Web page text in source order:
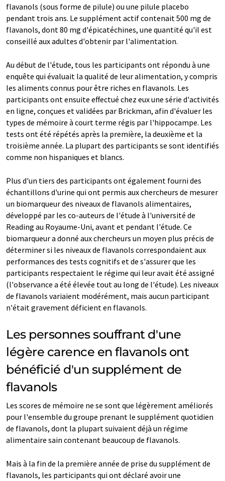
flavanols (sous forme de pilule) ou une pilule placebo
pendant trois ans. Le supplément actif contenait 500 mg de
flavanols, dont 80 mg d'épicatéchines, une quantité qu'il est
conseillé aux adultes d'obtenir par l'alimentation.
Au début de l'étude, tous les participants ont répondu à une
enquête qui évaluait la qualité de leur alimentation, y compris
les aliments connus pour être riches en flavanols. Les
participants ont ensuite effectué chez eux une série d'activités
en ligne, conçues et validées par Brickman, afin d'évaluer les
types de mémoire à court terme régis par l'hippocampe. Les
tests ont été répétés après la première, la deuxième et la
troisième année. La plupart des participants se sont identifiés
comme non hispaniques et blancs.
Plus d'un tiers des participants ont également fourni des
échantillons d'urine qui ont permis aux chercheurs de mesurer
un biomarqueur des niveaux de flavanols alimentaires,
développé par les co-auteurs de l'étude à l'université de
Reading au Royaume-Uni, avant et pendant l'étude. Ce
biomarqueur a donné aux chercheurs un moyen plus précis de
déterminer si les niveaux de flavanols correspondaient aux
performances des tests cognitifs et de s'assurer que les
participants respectaient le régime qui leur avait été assigné
(l'observance a été élevée tout au long de l'étude). Les niveaux
de flavanols variaient modérément, mais aucun participant
n'était gravement déficient en flavanols.
Les personnes souffrant d'une
légère carence en flavanols ont
bénéficié d'un supplément de
flavanols
Les scores de mémoire ne se sont que légèrement améliorés
pour l'ensemble du groupe prenant le supplément quotidien
de flavanols, dont la plupart suivaient déjà un régime
alimentaire sain contenant beaucoup de flavanols.
Mais à la fin de la première année de prise du supplément de
flavanols, les participants qui ont déclaré avoir une